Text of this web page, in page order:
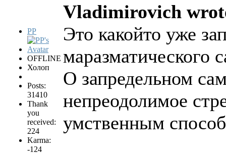
PP
OFFLINE
Холоп
Posts:
31410
Thank
you
received:
224
Karma:
-124
Vladimirovich
Это какойто уже
маразматического
О запредельном
непреодолимое
умственным